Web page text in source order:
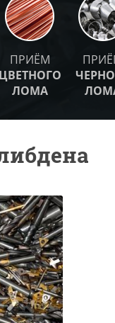
ПРИЁМ
ЦВЕТНОГО
ЛОМА